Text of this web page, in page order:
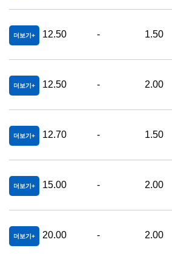
더보기 12.50 - 1.50
더보기 12.50 - 2.00
더보기 12.70 - 1.50
더보기 15.00 - 2.00
더보기 20.00 - 2.00